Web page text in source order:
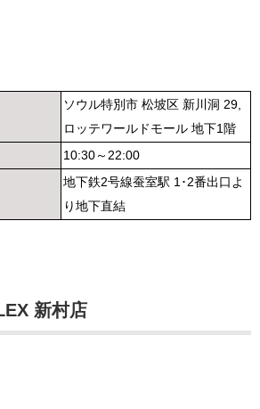
ソウル特別市 松坡区 新川洞 29,
ロッテワールドモール 地下1階
10:30～22:00
地下鉄2号線蚕室駅 1･2番出口よ
り地下直結
新村店